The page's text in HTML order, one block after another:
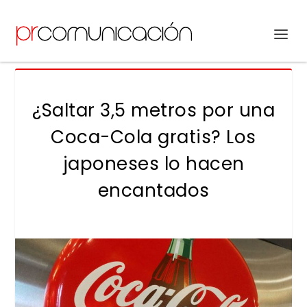
¿Saltar 3,5 metros por una
Coca-Cola gratis? Los
japoneses lo hacen
encantados